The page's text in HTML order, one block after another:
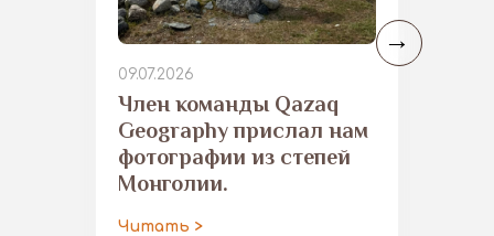
09.07.2026
​Член команды Qazaq
Geography прислал нам
фотографии из степей
Монголии.
Читать >